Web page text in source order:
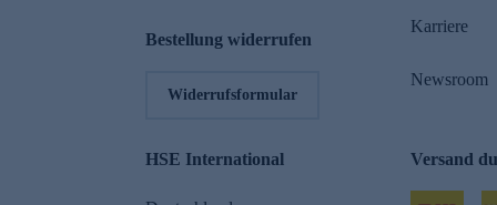
Bestellung widerrufen
Widerrufsformular
Karriere
Newsroom
HSE International Versand